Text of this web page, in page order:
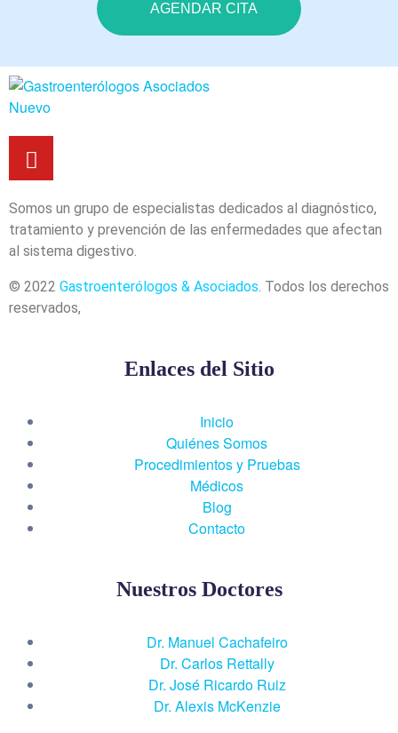
AGENDAR CITA
Somos un grupo de especialistas dedicados al diagnóstico,
tratamiento y prevención de las enfermedades que afectan
al sistema digestivo.
© 2022 Gastroenterólogos & Asociados. Todos los derechos
reservados,
Enlaces del Sitio
Inicio
Quiénes Somos
Procedimientos y Pruebas
Médicos
Blog
Contacto
Nuestros Doctores
Dr. Manuel Cachafeiro
Dr. Carlos Rettally
Dr. José Ricardo Ruiz
Dr. Alexis McKenzie